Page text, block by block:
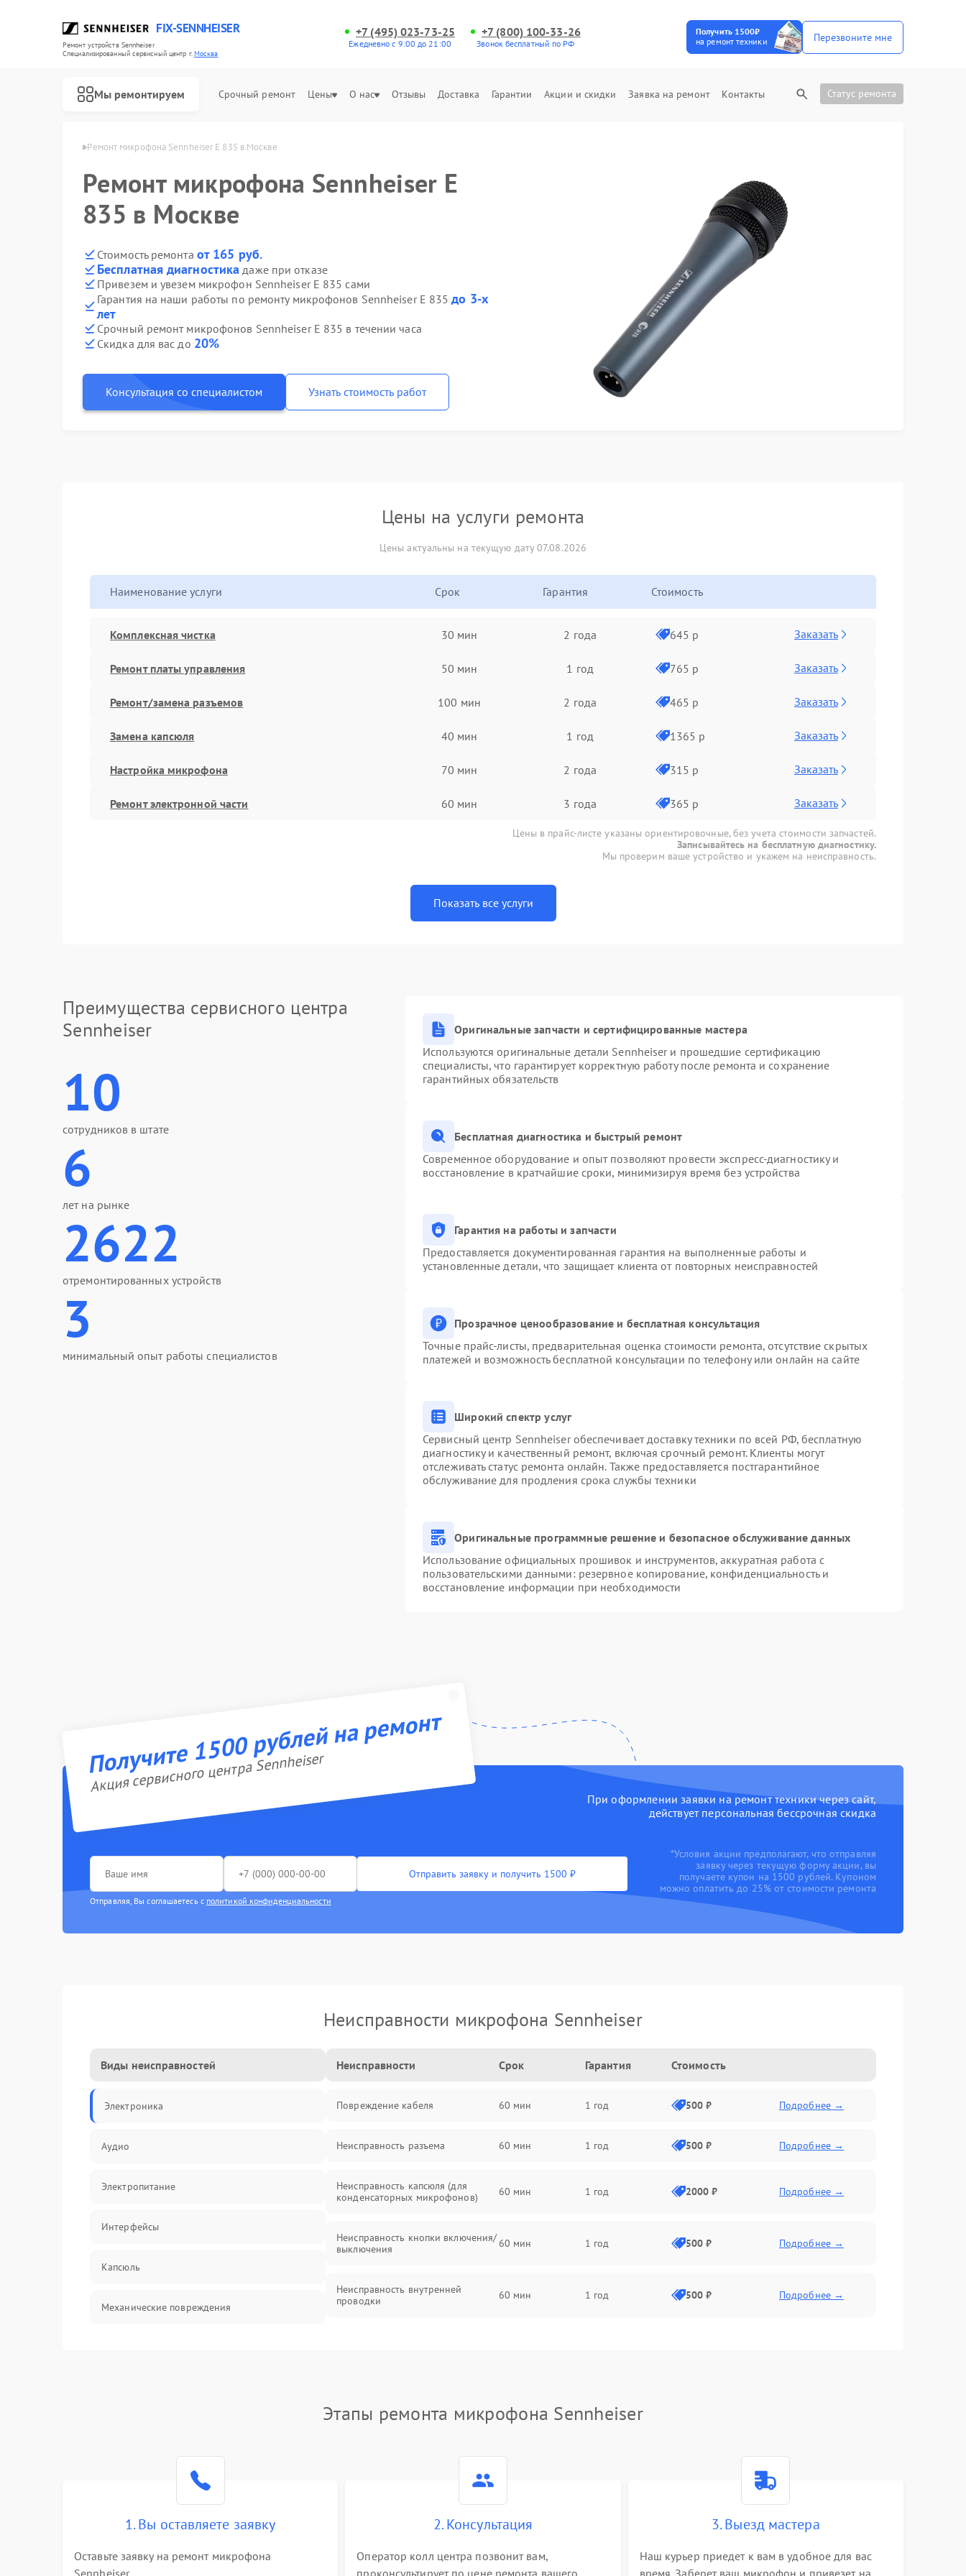
FIX-SENNHEISER
Ремонт устройств Sennheiser
Специализированный cервисный центр г.Москва
+7 (495) 023-73-25
Ежедневно с 9:00 до 21:00
+7 (800) 100-33-26
Звонок бесплатный по РФ
Получить 1500₽
на ремонт техники
Перезвоните мне
Мы ремонтируем Срочный ремонт Цены О нас Отзывы Доставка Гарантии Акции и скидки Заявка на ремонт Контакты Статус ремонта
в Москве Ремонт микрофона Sennheiser E 835 в Москве
Ремонт микрофона Sennheiser E
835 в Москве
Стоимость ремонта от 165 руб.
Бесплатная диагностика даже при отказе
Привезем и увезем микрофон Sennheiser E 835 сами
Гарантия на наши работы по ремонту микрофонов Sennheiser E 835до 3-х
лет
Срочный ремонт микрофонов Sennheiser E 835 в течении часа
Скидка для вас до 20%
Консультация со специалистом Узнать стоимость работ
Цены на услуги ремонта
Цены актуальны на текущую дату 07.08.2026
Наименование услуги Срок Гарантия Стоимость
Комплексная чистка 30 мин 2 года 645 р Заказать
Ремонт платы управления 50 мин 1 год 765 р Заказать
Ремонт/замена разъемов 100 мин 2 года 465 р Заказать
Замена капсюля 40 мин 1 год 1365 р Заказать
Настройка микрофона 70 мин 2 года 315 р Заказать
Ремонт электронной части 60 мин 3 года 365 р Заказать
Цены в прайс-листе указаны ориентировочные, без учета стоимости запчастей.
Записывайтесь на бесплатную диагностику.
Мы проверим ваше устройство и укажем на неисправность.
Показать все услуги
Преимущества сервисного центра
Sennheiser
10
сотрудников в штате
6
лет на рынке
2622
отремонтированных устройств
3
минимальный опыт работы специалистов
Оригинальные запчасти и сертифицированные мастера
Используются оригинальные детали Sennheiser и прошедшие сертификацию
специалисты, что гарантирует корректную работу после ремонта и сохранение
гарантийных обязательств
Бесплатная диагностика и быстрый ремонт
Современное оборудование и опыт позволяют провести экспресс-диагностику и
восстановление в кратчайшие сроки, минимизируя время без устройства
Гарантия на работы и запчасти
Предоставляется документированная гарантия на выполненные работы и
установленные детали, что защищает клиента от повторных неисправностей
Прозрачное ценообразование и бесплатная консультация
Точные прайс-листы, предварительная оценка стоимости ремонта, отсутствие скрытых
платежей и возможность бесплатной консультации по телефону или онлайн на сайте
Широкий спектр услуг
Сервисный центр Sennheiser обеспечивает доставку техники по всей РФ, бесплатную
диагностику и качественный ремонт, включая срочный ремонт. Клиенты могут
отслеживать статус ремонта онлайн. Также предоставляется постгарантийное
обслуживание для продления срока службы техники
Оригинальные программные решение и безопасное обслуживание данных
Использование официальных прошивок и инструментов, аккуратная работа с
пользовательскими данными: резервное копирование, конфиденциальность и
восстановление информации при необходимости
Получите 1500 рублей на ремонт
Акция сервисного центра Sennheiser
При оформлении заявки на ремонт техники через сайт,
действует персональная бессрочная скидка
Отправить заявку и получить 1500 ₽
Отправляя, Вы соглашаетесь с политикой конфиденциальности
*Условия акции предполагают, что отправляя
заявку через текущую форму акции, вы
получаете купон на 1500 рублей. Купоном
можно оплатить до 25% от стоимости ремонта
Неисправности микрофона Sennheiser
Виды неисправностей
Электроника
Аудио
Электропитание
Интерфейсы
Капсюль
Механические повреждения
Неисправности Срок Гарантия Стоимость
Повреждение кабеля 60 мин 1 год 500 ₽ Подробнее →
Неисправность разъема 60 мин 1 год 500 ₽ Подробнее →
Неисправность капсюля (для
конденсаторных микрофонов)
60 мин 1 год 2000 ₽ Подробнее →
Неисправность кнопки включения/
выключения
60 мин 1 год 500 ₽ Подробнее →
Неисправность внутренней
проводки
60 мин 1 год 500 ₽ Подробнее →
Неисправность модуля Bluetooth
Этапы ремонта микрофона Sennheiser
1. Вы оставляете заявку
Оставьте заявку на ремонт микрофона
Sennheiser
2. Консультация
Оператор колл центра позвонит вам,
проконсультирует по цене ремонта вашего
3. Выезд мастера
Наш курьер приедет к вам в удобное для вас
время. Заберет ваш микрофон и привезет на